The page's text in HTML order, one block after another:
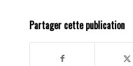
Partager cette publication